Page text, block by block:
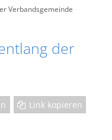
Verbandsgemeinde
der
Link kopieren